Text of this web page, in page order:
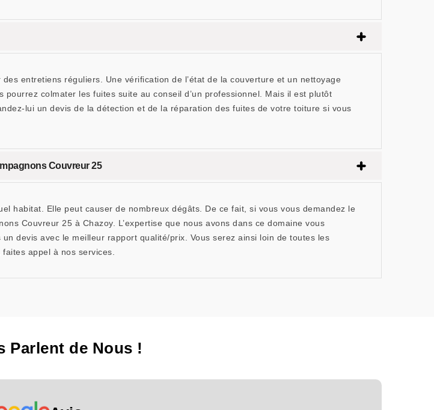
entretiens réguliers. Une vérification de l’état de la couverture et un nettoyage
colmater les fuites suite au conseil d’un professionnel. Mais il est plutôt
lui un devis de la détection et de la réparation des fuites de votre toiture si vous
Couvreur 25
habitat. Elle peut causer de nombreux dégâts. De ce fait, si vous vous demandez le
Couvreur 25 à Chazoy. L’expertise que nous avons dans ce domaine vous
devis avec le meilleur rapport qualité/prix. Vous serez ainsi loin de toutes les
appel à nos services.
Parlent de Nous !